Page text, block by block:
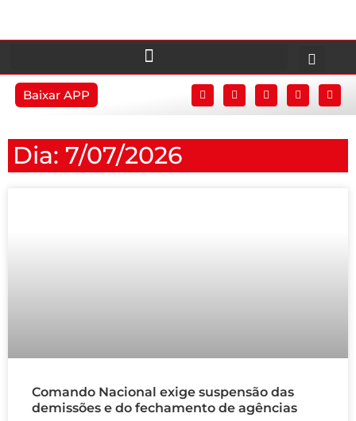
Baixar APP
Dia: 7/07/2026
Comando Nacional exige suspensão das
demissões e do fechamento de agências